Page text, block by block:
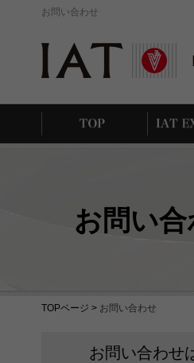
お問い合わせ
お問い
TOPページ > お問い合わせ
お問い合わせ